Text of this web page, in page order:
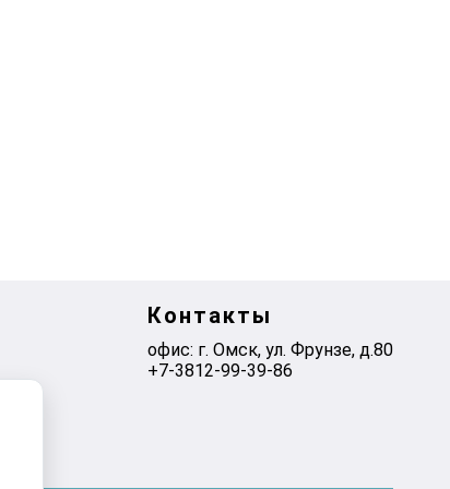
Контакты
офис: г. Омск, ул. Фрунзе, д.80
+7-3812-99-39-86